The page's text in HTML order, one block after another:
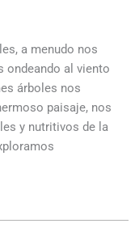
a menudo nos
ondeando al viento
árboles nos
paisaje, nos
y nutritivos de la